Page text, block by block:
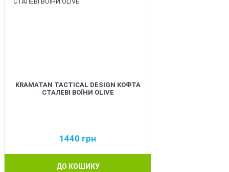
KRAMATAN TACTICAL DESIGN КОФТА
СТАЛЕВІ ВОЇНИ OLIVE
1440 грн
ДО КОШИКУ